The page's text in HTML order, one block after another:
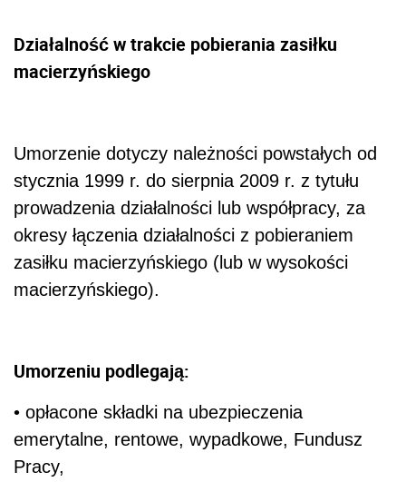
Działalność w trakcie pobierania zasiłku
macierzyńskiego
Umorzenie dotyczy należności powstałych od
stycznia 1999 r. do sierpnia 2009 r. z tytułu
prowadzenia działalności lub współpracy, za
okresy łączenia działalności z pobieraniem
zasiłku macierzyńskiego (lub w wysokości
macierzyńskiego).
Umorzeniu podlegają:
• opłacone składki na ubezpieczenia
emerytalne, rentowe, wypadkowe, Fundusz
Pracy,